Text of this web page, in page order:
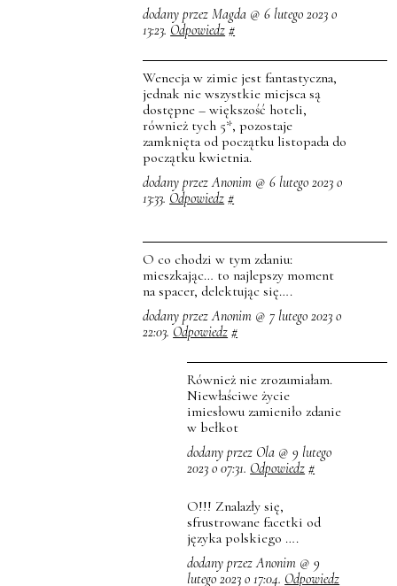
dodany przez Magda @ 6 lutego 2023 o
13:23. Odpowiedz #
Wenecja w zimie jest fantastyczna,
jednak nie wszystkie miejsca są
dostępne – większość hoteli,
również tych 5*, pozostaje
zamknięta od początku listopada do
początku kwietnia.
dodany przez Anonim @ 6 lutego 2023 o
13:33. Odpowiedz #
O co chodzi w tym zdaniu:
mieszkając… to najlepszy moment
na spacer, delektując się….
dodany przez Anonim @ 7 lutego 2023 o
22:03. Odpowiedz #
Również nie zrozumiałam.
Niewłaściwe życie
imiesłowu zamieniło zdanie
w bełkot
dodany przez Ola @ 9 lutego
2023 o 07:31. Odpowiedz #
O!!! Znalazły się,
sfrustrowane facetki od
języka polskiego ….
dodany przez Anonim @ 9
lutego 2023 o 17:04. Odpowiedz